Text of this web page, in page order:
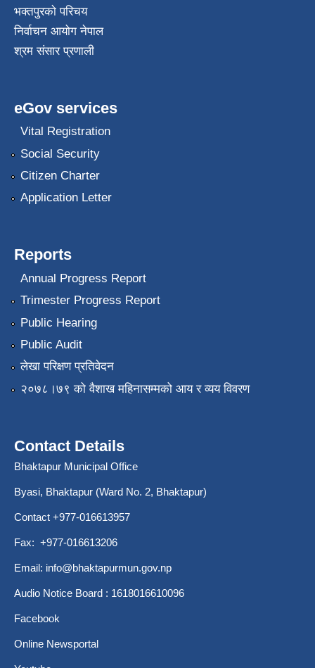
भक्तपुरकाे परिचय
निर्वाचन आयोग नेपाल
श्रम संसार प्रणाली
eGov services
Vital Registration
Social Security
Citizen Charter
Application Letter
Reports
Annual Progress Report
Trimester Progress Report
Public Hearing
Public Audit
लेखा परिक्षण प्रतिवेदन
२०७८।७९ को वैशाख महिनासम्मको आय र व्यय विवरण
Contact Details
Bhaktapur Municipal Office
Byasi, Bhaktapur (Ward No. 2, Bhaktapur)
Contact +977-016613957
Fax: +977-016613206
Email: info@bhaktapurmun.gov.np
Audio Notice Board : 1618016610096
Facebook
Online Newsportal